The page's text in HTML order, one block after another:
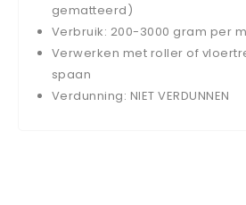
gematteerd)
Verbruik: 200-3000 gram per
Verwerken met roller of
spaan
Verdunning: NIET VERDUNNEN